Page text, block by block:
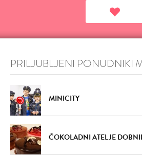
PRILJUBLJENI PONUDNIKI
MINICITY
ČOKOLADNI ATELJE